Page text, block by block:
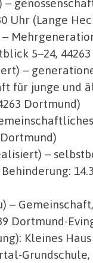
Uhr (Lange
5–24,
–
für junge und
Dortmund)
–
–
Dortmund-
Kleines